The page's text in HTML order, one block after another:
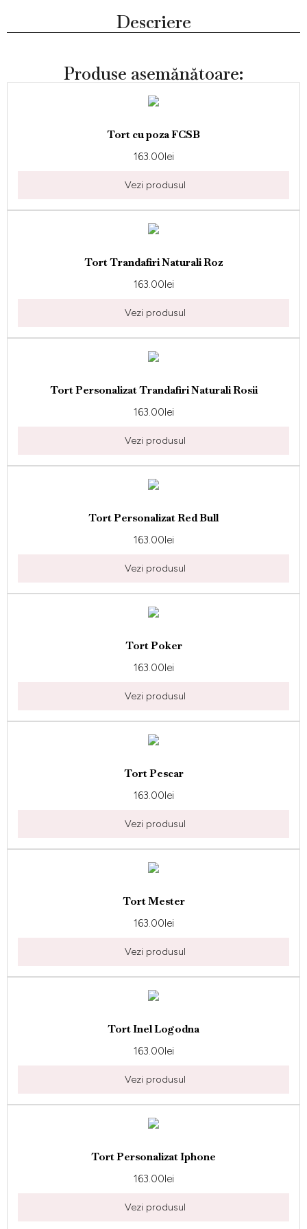
Descriere
Produse asemănătoare:
Tort cu poza FCSB
163.00lei
Vezi produsul
Tort Trandafiri Naturali Roz
163.00lei
Vezi produsul
Tort Personalizat Trandafiri Naturali Rosii
163.00lei
Vezi produsul
Tort Personalizat Red Bull
163.00lei
Vezi produsul
Tort Poker
163.00lei
Vezi produsul
Tort Pescar
163.00lei
Vezi produsul
Tort Mester
163.00lei
Vezi produsul
Tort Inel Logodna
163.00lei
Vezi produsul
Tort Personalizat Iphone
163.00lei
Vezi produsul